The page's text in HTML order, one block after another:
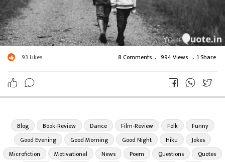
93 Likes 8 Comments . 994 Views . 1 Share
Blog Book-Review Dance Film-Review Folk
Funny
Good Evening
Good Morning Good Night Hiku
Jokes
Microfiction
Motivational News Poem Questions
Quotes